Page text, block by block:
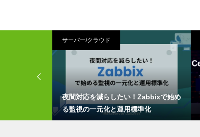
サーバー/クラウド
夜間対応を減らしたい！Zabbixで始め
る監視の一元化と運用標準化